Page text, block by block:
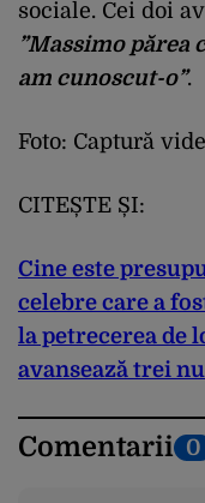
sociale. Cei doi
”Massimo părea
am cunoscut-o”.
Foto: Captură
CITEȘTE ȘI:
Cine este
celebre care a
la petrecerea de
avansează trei
Comentarii 0